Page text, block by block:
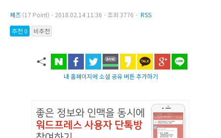
페즈 (17 Point)ㆍ2018.02.14 11:36ㆍ조회 3776ㆍ RSS
추천 0
비추천
내 홈페이지에 소셜 공유 버튼 추가하기